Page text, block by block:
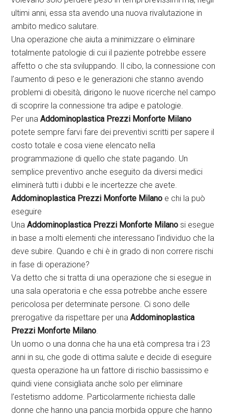
ultimi anni, essa sta avendo una nuova rivalutazione in
ambito medico salutare.
Una operazione che aiuta a minimizzare o eliminare
totalmente patologie di cui il paziente potrebbe essere
affetto o che sta sviluppando. Il cibo, la connessione con
l’aumento di peso e le generazioni che stanno avendo
problemi di obesità, dirigono le nuove ricerche nel campo
di scoprire la connessione tra adipe e patologie.
Per unaAddominoplastica Prezzi Monforte Milano
potete sempre farvi fare dei preventivi scritti per sapere il
costo totale e cosa viene elencato nella
programmazione di quello che state pagando. Un
semplice preventivo anche eseguito da diversi medici
eliminerà tutti i dubbi e le incertezze che avete.
Addominoplastica Prezzi Monforte Milano e chi la può
eseguire
UnaAddominoplastica Prezzi Monforte Milano si esegue
in base a molti elementi che interessano l’individuo che la
deve subire. Quando e chi è in grado di non correre rischi
in fase di operazione?
Va detto che si tratta di una operazione che si esegue in
una sala operatoria e che essa potrebbe anche essere
pericolosa per determinate persone. Ci sono delle
prerogative da rispettare per unaAddominoplastica
Prezzi Monforte Milano.
Un uomo o una donna che ha una età compresa tra i 23
anni in su, che gode di ottima salute e decide di eseguire
questa operazione ha un fattore di rischio bassissimo e
quindi viene consigliata anche solo per eliminare
l’estetismo addome. Particolarmente richiesta dalle
donne che hanno una pancia morbida oppure che hanno